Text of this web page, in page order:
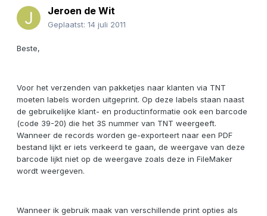
Jeroen de Wit
Geplaatst: 14 juli 2011
Beste,
Voor het verzenden van pakketjes naar klanten via TNT
moeten labels worden uitgeprint. Op deze labels staan naast
de gebruikelijke klant- en productinformatie ook een barcode
(code 39-20) die het 3S nummer van TNT weergeeft.
Wanneer de records worden ge-exporteert naar een PDF
bestand lijkt er iets verkeerd te gaan, de weergave van deze
barcode lijkt niet op de weergave zoals deze in FileMaker
wordt weergeven.
Wanneer ik gebruik maak van verschillende print opties als